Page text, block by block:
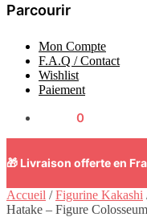
Parcourir
Mon Compte
F.A.Q / Contact
Wishlist
Paiement
0
🎁 Livraison offerte en
Accueil /Figurine Kakashi
Hatake – Figure Colosseum